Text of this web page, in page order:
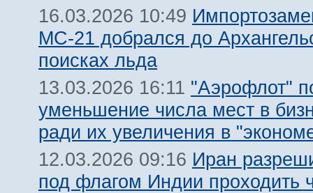
16.03.2026 10:49
МС-21 добрался до
поисках льда
13.03.2026 16:11 "Аэрофлот"
уменьшение числа мест в
ради их увеличения в
12.03.2026 09:16 Иран
под флагом Индии проходить